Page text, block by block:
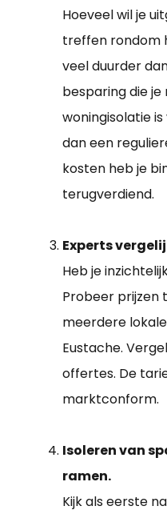
Hoeveel wil je
treffen rondom
veel duurder
besparing die
woningisolatie
dan een
kosten heb je
terugverdiend.
Experts
Heb je
Probeer prijzen
meerdere
Eustache.
offertes. De
marktconform.
Isoleren van
ramen.
Kijk als eerste